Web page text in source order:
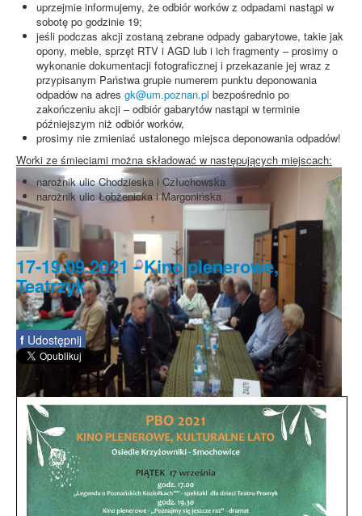
Spotkanie informacyjne w sprawie terenu
przy ulicy Przytocznej
uprzejmie informujemy, że odbiór worków z odpadami nastąpi w
sobotę po godzinie 19;
jeśli podczas akcji zostaną zebrane odpady gabarytowe, takie jak
opony, meble, sprzęt RTV i AGD lub i ich fragmenty – prosimy o
wykonanie dokumentacji fotograficznej i przekazanie jej wraz z
przypisanym Państwa grupie numerem punktu deponowania
odpadów na adres gk@um.poznan.pl bezpośrednio po
zakończeniu akcji – odbiór gabarytów nastąpi w terminie
późniejszym niż odbiór worków,
prosimy nie zmieniać ustalonego miejsca deponowania odpadów!
Worki ze śmieciami można składować w następujących miejscach:
narożnik ulic Chodzieska i Człuchowska
narożnik ulic Łobżenicka i Margonińska
17-19.09.2021 - Kino plenerowe,
Teatrzyk
f Udostępnij